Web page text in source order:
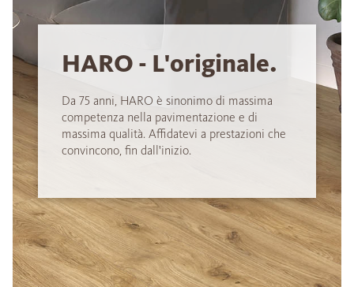
HARO - L'originale.
Da 75 anni, HARO è sinonimo di massima
competenza nella pavimentazione e di
massima qualità. Affidatevi a prestazioni che
convincono, fin dall'inizio.